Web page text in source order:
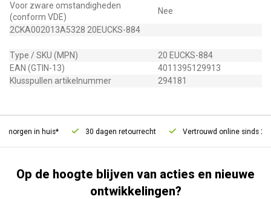
Voor zware omstandigheden
(conform VDE)
Nee
2CKA002013A5328 20EUCKS-884
Type / SKU (MPN)
20 EUCKS-884
EAN (GTIN-13)
4011395129913
Klusspullen artikelnummer
294181
in huis* 30 dagen retourrecht Vertrouwd online sinds 2006
Op de hoogte blijven van acties en nieuwe
ontwikkelingen?